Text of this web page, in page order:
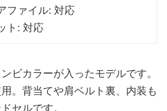
ファイル: 対応
ト: 対応
ビカラーが入ったモデルです。
。背当てや肩ベルト裏、内装も
セルです。